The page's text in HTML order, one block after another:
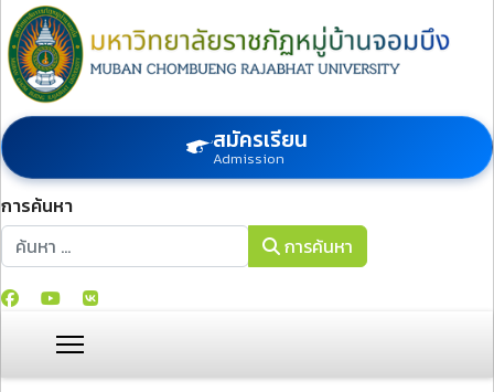
สมัครเรียน
Admission
การค้นหา
การค้นหา
การค้นหา